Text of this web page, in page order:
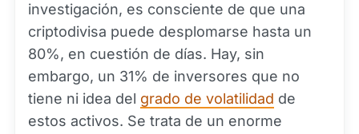
investigación, es consciente de que una
criptodivisa puede desplomarse hasta un
80%, en cuestión de días. Hay, sin
embargo, un 31% de inversores que no
tiene ni idea del grado de volatilidad de
estos activos. Se trata de un enorme